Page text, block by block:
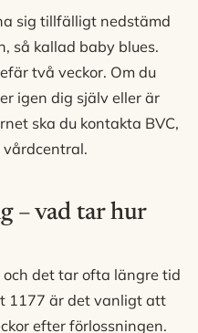
sig tillfälligt nedstämd
så kallad baby blues.
två veckor. Om du
igen dig själv eller är
ska du kontakta BVC,
– vad tar hur
det tar ofta längre tid
1177 är det vanligt att
efter förlossningen.